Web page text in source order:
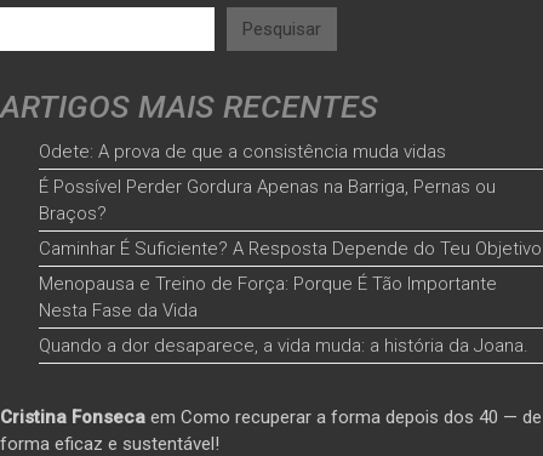
Pesquisar
ARTIGOS MAIS RECENTES
Odete: A prova de que a consistência muda vidas
É Possível Perder Gordura Apenas na Barriga, Pernas ou
Braços?
Caminhar É Suficiente? A Resposta Depende do Teu Objetivo
Menopausa e Treino de Força: Porque É Tão Importante
Nesta Fase da Vida
Quando a dor desaparece, a vida muda: a história da Joana.
Cristina Fonseca em Como recuperar a forma depois dos 40 — de
forma eficaz e sustentável!